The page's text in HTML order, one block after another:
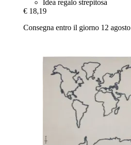
Idea regalo strepitosa
€ 18,19
Consegna entro il giorno 12 agosto